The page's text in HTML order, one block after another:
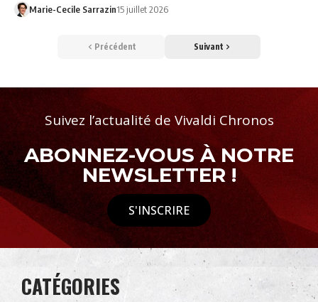
Marie-Cecile Sarrazin15 juillet 2026
Précédent Suivant
Suivez l’actualité de Vivaldi Chronos
ABONNEZ-VOUS À NOTRE
NEWSLETTER !
S'INSCRIRE
CATÉGORIES